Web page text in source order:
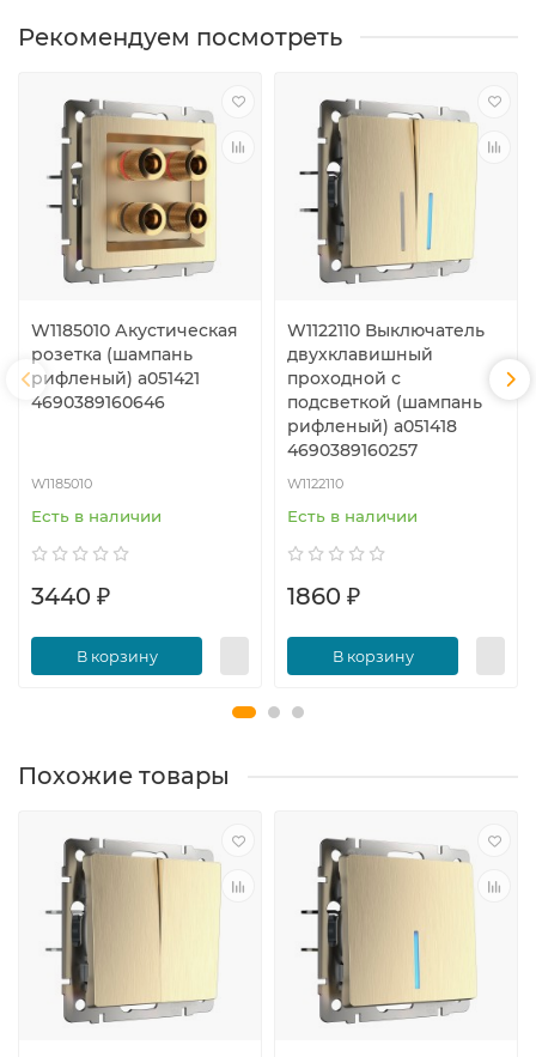
Рекомендуем посмотреть
W1185010 Акустическая
розетка (шампань
рифленый) a051421
4690389160646
W1185010
Есть в наличии
3440 ₽
В корзину
W1122110 Выключатель
двухклавишный
проходной с
подсветкой (шампань
рифленый) a051418
4690389160257
W1122110
Есть в наличии
1860 ₽
В корзину
Похожие товары